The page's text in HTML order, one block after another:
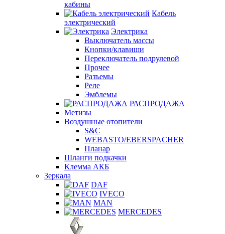
кабины
Кабель
электрический
Электрика
Выключатель массы
Кнопки/клавиши
Переключатель подрулевой
Прочее
Разъемы
Реле
Эмблемы
РАСПРОДАЖА
Метизы
Воздушные отопители
S&C
WEBASTO/EBERSPACHER
Планар
Шланги подкачки
Клемма АКБ
Зеркала
DAF
IVECO
MAN
MERCEDES